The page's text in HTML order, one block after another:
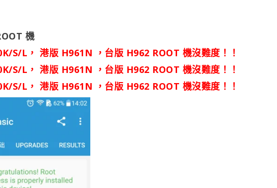
機
S/L， 港版 H961N ，台版 H962 ROOT 機沒難度！！
S/L， 港版 H961N ，台版 H962 ROOT 機沒難度！！
S/L， 港版 H961N ，台版 H962 ROOT 機沒難度！！